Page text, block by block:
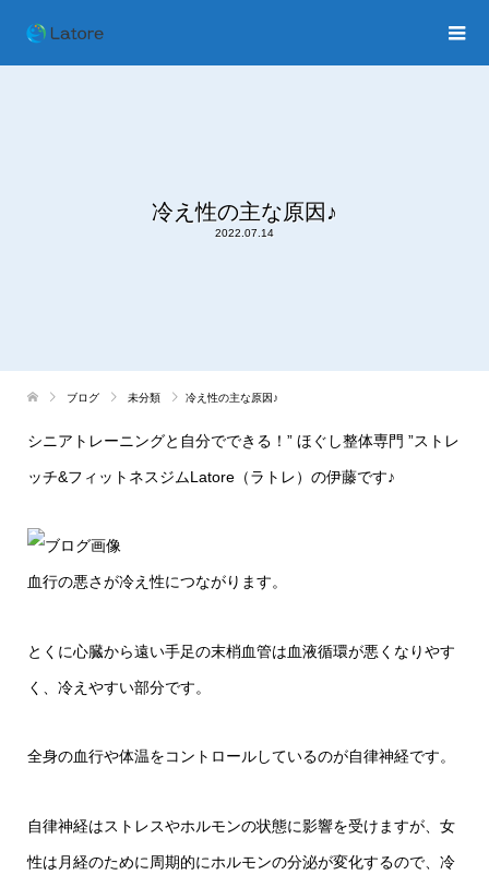
冷え性の主な原因♪
2022.07.14
ブログ 未分類 冷え性の主な原因♪
シニアトレーニングと自分でできる！ ” ほぐし整体専門 ”ストレ
ッチ&フィットネスジムLatore（ラトレ）の伊藤です♪
血行の悪さが冷え性につながります。
とくに心臓から遠い手足の末梢血管は血液循環が悪くなりやす
く、冷えやすい部分です。
全身の血行や体温をコントロールしているのが自律神経です。
自律神経はストレスやホルモンの状態に影響を受けますが、女
性は月経のために周期的にホルモンの分泌が変化するので、冷